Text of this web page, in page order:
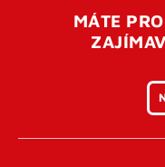
MÁTE